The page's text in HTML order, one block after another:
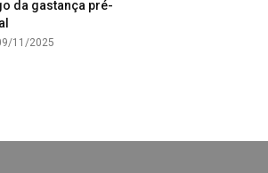
da gastança pré-
11/2025